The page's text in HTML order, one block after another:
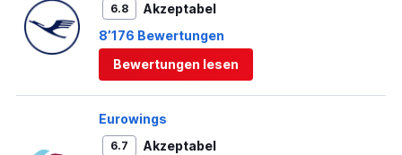
6.8
Akzeptabel
8’176 Bewertungen
Bewertungen lesen
Eurowings
6.7
Akzeptabel